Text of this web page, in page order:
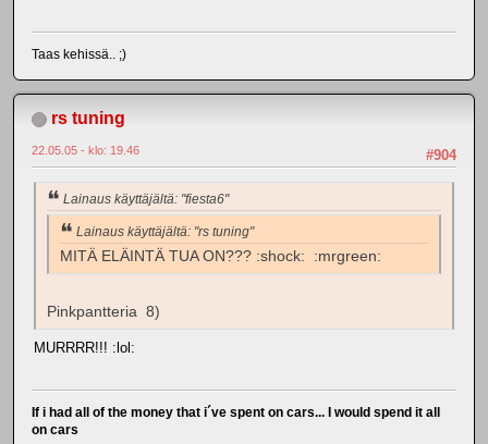
Taas kehissä.. ;)
rs tuning
#904
22.05.05 - klo: 19.46
Lainaus käyttäjältä: "fiesta6"
Lainaus käyttäjältä: "rs tuning"
MITÄ ELÄINTÄ TUA ON??? :shock: :mrgreen:
Pinkpantteria 8)
MURRRR!!! :lol:
If i had all of the money that i´ve spent on cars... I would spend it all
on cars